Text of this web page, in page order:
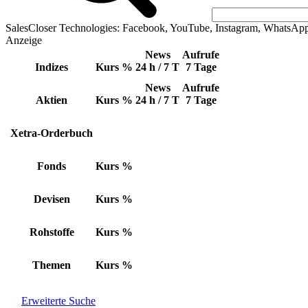
SalesCloser Technologies: Facebook, YouTube, Instagram,
Anzeige
Indizes Kurs %
News
24 h / 7 T
Aufrufe
7 Tage
Aktien Kurs %
News
24 h / 7 T
Aufrufe
7 Tage
Xetra-Orderbuch
Fonds Kurs %
Devisen Kurs %
Rohstoffe Kurs %
Themen Kurs %
Erweiterte Suche